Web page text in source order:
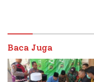
Baca Juga